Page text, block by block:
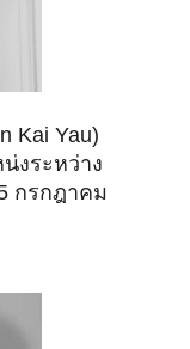
Kai Yau)
งระหว่าง
กรกฎาคม